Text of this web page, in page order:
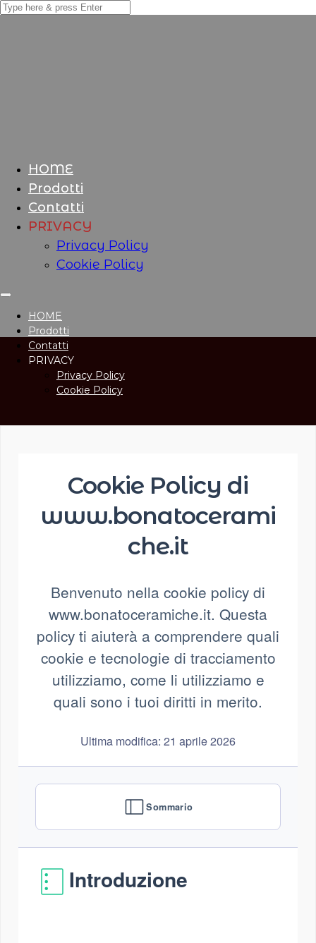
HOME
Prodotti
Contatti
PRIVACY
Privacy Policy
Cookie Policy
HOME
Prodotti
Contatti
PRIVACY
Privacy Policy
Cookie Policy
Cookie Policy di
www.bonatocerami
che.it
Benvenuto nella cookie policy di
www.bonatoceramiche.it. Questa
policy ti aiuterà a comprendere quali
cookie e tecnologie di tracciamento
utilizziamo, come li utilizziamo e
quali sono i tuoi diritti in merito.
Ultima modifica: 21 aprile 2026
Sommario
Introduzione